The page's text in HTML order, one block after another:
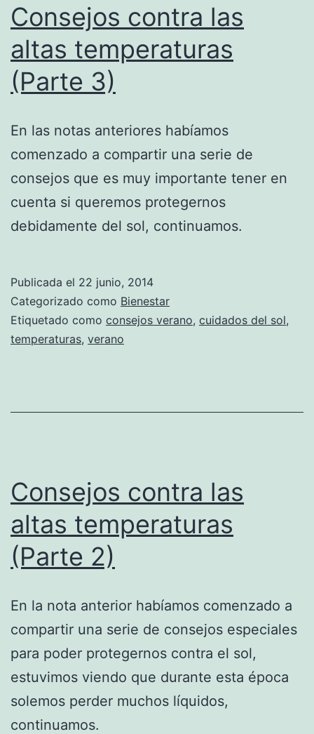
Consejos contra las
altas temperaturas
(Parte 3)
En las notas anteriores habíamos
comenzado a compartir una serie de
consejos que es muy importante tener en
cuenta si queremos protegernos
debidamente del sol, continuamos.
Publicada el 22 junio, 2014
Categorizado como Bienestar
Etiquetado como consejos verano, cuidados del sol,
temperaturas, verano
Consejos contra las
altas temperaturas
(Parte 2)
En la nota anterior habíamos comenzado a
compartir una serie de consejos especiales
para poder protegernos contra el sol,
estuvimos viendo que durante esta época
solemos perder muchos líquidos,
continuamos.